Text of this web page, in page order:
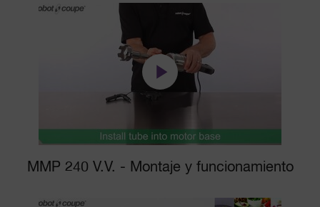
MMP 240 V.V. - Montaje y funcionamiento